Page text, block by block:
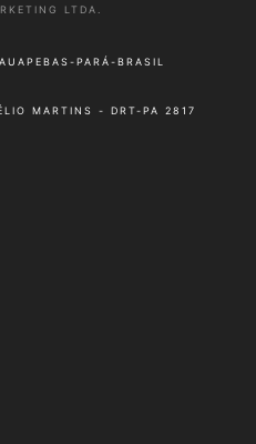
LTDA.
PARÁ-BRASIL
MARTINS - DRT-PA 2817